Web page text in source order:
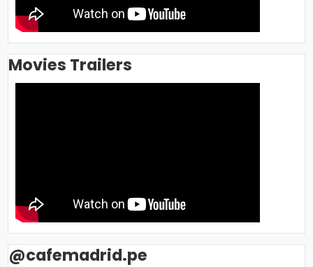
Movies Trailers
@cafemadrid.pe